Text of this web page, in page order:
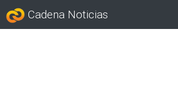
Cadena Noticias